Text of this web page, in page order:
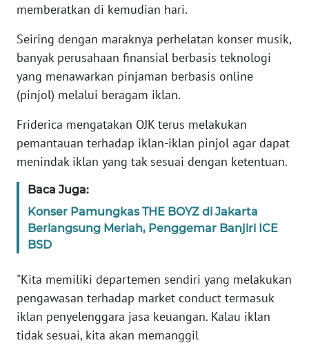
memberatkan di kemudian hari.
Seiring dengan maraknya perhelatan konser musik,
banyak perusahaan finansial berbasis teknologi
yang menawarkan pinjaman berbasis online
(pinjol) melalui beragam iklan.
Friderica mengatakan OJK terus melakukan
pemantauan terhadap iklan-iklan pinjol agar dapat
menindak iklan yang tak sesuai dengan ketentuan.
Baca Juga:
Konser Pamungkas THE BOYZ di Jakarta
Berlangsung Meriah, Penggemar Banjiri ICE
BSD
"Kita memiliki departemen sendiri yang melakukan
pengawasan terhadap market conduct termasuk
iklan penyelenggara jasa keuangan. Kalau iklan
tidak sesuai, kita akan memanggil
News
Regional
WN
SUMUT
WN
JAKARTA
WN
JABAR
WN
WN
NTT